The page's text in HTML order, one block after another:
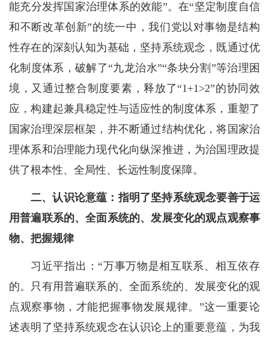
能充分发挥国家治理体系的效能”。在“坚定制度自信
和不断改革创新”的统一中，我们党以对事物是结构
性存在的深刻认知为基础，坚持系统观念，既通过优
化制度体系，破解了“九龙治水”“条块分割”等治理困
境，又通过整合制度要素，释放了“1+1>2”的协同效
应，构建起兼具稳定性与适应性的制度体系，重塑了
国家治理深层框架，并不断通过结构优化，将国家治
理体系和治理能力现代化向纵深推进，为治国理政提
供了根本性、全局性、长远性制度保障。
二、认识论意蕴：指明了坚持系统观念要善于运
用普遍联系的、全面系统的、发展变化的观点观察事
物、把握规律
习近平指出：“万事万物是相互联系、相互依存
的。只有用普遍联系的、全面系统的、发展变化的观
点观察事物，才能把握事物发展规律。”这一重要论
述表明了坚持系统观念在认识论上的重要意蕴，为我